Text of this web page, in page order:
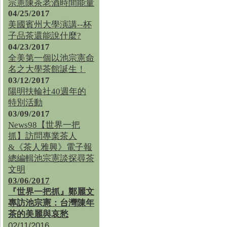
宗憲陳茶老酒時間能量
04/25/2017
美國賓州大學演講--杯
子品茶還能說什麼?
04/23/2017
全美第一個以池宗憲命
名之大學茶館誕生！
03/12/2017
陽明扶輪社40週年的
特別活動
03/09/2017
News98【世界一把
抓】訪問專業茶人
&《茶人雅興》電子報
總編輯池宗憲談探尋茶
文明
03/06/2017
『世界一把抓』鄭麗文
專訪池宗憲：台灣陳年
茶的美麗與哀愁